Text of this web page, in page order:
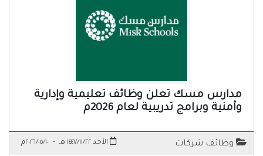
مدارس مسك تعلن وظائف تعليمية وإدارية
وأمنية وبرامج تدريبية لعام 2026م
وظائف شركات الأحد ١٤٤٧/١١/٢٢ هـ - ٢٠٢٦/٠٥/١٠م